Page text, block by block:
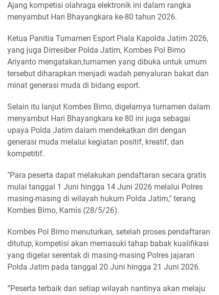
Ajang kompetisi olahraga elektronik ini dalam rangka
menyambut Hari Bhayangkara ke-80 tahun 2026.
Ketua Panitia Turnamen Esport Piala Kapolda Jatim 2026,
yang juga Dirresiber Polda Jatim, Kombes Pol Bimo
Ariyanto mengatakan,turnamen yang dibuka untuk umum
tersebut diharapkan menjadi wadah penyaluran bakat dan
minat generasi muda di bidang esport.
Selain itu lanjut Kombes Bimo, digelarnya turnamen dalam
menyambut Hari Bhayangkara ke 80 ini juga sebagai
upaya Polda Jatim dalam mendekatkan diri dengan
generasi muda melalui kegiatan positif, kreatif, dan
kompetitif.
"Para peserta dapat melakukan pendaftaran secara gratis
mulai tanggal 1 Juni hingga 14 Juni 2026 melalui Polres
masing-masing di wilayah hukum Polda Jatim," terang
Kombes Bimo, Kamis (28/5/26).
Kombes Pol Bimo menuturkan, setelah proses pendaftaran
ditutup, kompetisi akan memasuki tahap babak kualifikasi
yang digelar serentak di masing-masing Polres jajaran
Polda Jatim pada tanggal 20 Juni hingga 21 Juni 2026.
“Peserta terbaik dari setiap wilayah nantinya akan melaju